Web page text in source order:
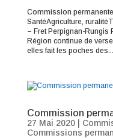
Commission
SantéAgriculture,
– Fret Perpignan-Rungis
Région continue de
elles fait les poches des...
Commission
27 Mai 2020|
Commissions